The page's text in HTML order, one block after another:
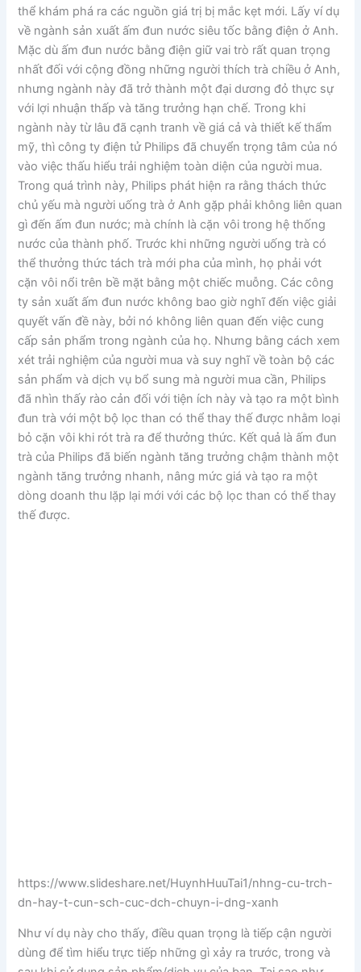
thể khám phá ra các nguồn giá trị bị mắc kẹt mới. Lấy ví dụ
về ngành sản xuất ấm đun nước siêu tốc bằng điện ở Anh.
Mặc dù ấm đun nước bằng điện giữ vai trò rất quan trọng
nhất đối với cộng đồng những người thích trà chiều ở Anh,
nhưng ngành này đã trở thành một đại dương đỏ thực sự
với lợi nhuận thấp và tăng trưởng hạn chế. Trong khi
ngành này từ lâu đã cạnh tranh về giá cả và thiết kế thẩm
mỹ, thì công ty điện tử Philips đã chuyển trọng tâm của nó
vào việc thấu hiểu trải nghiệm toàn diện của người mua.
Trong quá trình này, Philips phát hiện ra rằng thách thức
chủ yếu mà người uống trà ở Anh gặp phải không liên quan
gì đến ấm đun nước; mà chính là cặn vôi trong hệ thống
nước của thành phố. Trước khi những người uống trà có
thể thưởng thức tách trà mới pha của mình, họ phải vớt
cặn vôi nổi trên bề mặt bằng một chiếc muỗng. Các công
ty sản xuất ấm đun nước không bao giờ nghĩ đến việc giải
quyết vấn đề này, bởi nó không liên quan đến việc cung
cấp sản phẩm trong ngành của họ. Nhưng bằng cách xem
xét trải nghiệm của người mua và suy nghĩ về toàn bộ các
sản phẩm và dịch vụ bổ sung mà người mua cần, Philips
đã nhìn thấy rào cản đối với tiện ích này và tạo ra một bình
đun trà với một bộ lọc than có thể thay thế được nhằm loại
bỏ cặn vôi khi rót trà ra để thưởng thức. Kết quả là ấm đun
trà của Philips đã biến ngành tăng trưởng chậm thành một
ngành tăng trưởng nhanh, nâng mức giá và tạo ra một
dòng doanh thu lặp lại mới với các bộ lọc than có thể thay
thế được.
https://www.slideshare.net/HuynhHuuTai1/nhng-cu-trch-
dn-hay-t-cun-sch-cuc-dch-chuyn-i-dng-xanh
Như ví dụ này cho thấy, điều quan trọng là tiếp cận người
dùng để tìm hiểu trực tiếp những gì xảy ra trước, trong và